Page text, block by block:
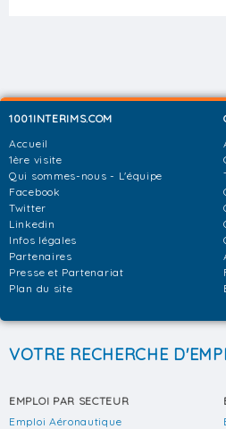
1001INTERIMS.COM
Accueil
1ère visite
Qui sommes-nous - L'équipe
Facebook
Twitter
Linkedin
Infos légales
Partenaires
Presse et Partenariat
Plan du site
VOTRE RECHERCHE
EMPLOI PAR SECTEUR
Emploi Aéronautique